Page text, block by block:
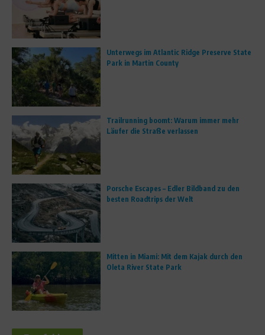
Unterwegs im Atlantic Ridge Preserve State
Park in Martin County
Trailrunning boomt: Warum immer mehr
Läufer die Straße verlassen
Porsche Escapes – Edler Bildband zu den
besten Roadtrips der Welt
Mitten in Miami: Mit dem Kajak durch den
Oleta River State Park